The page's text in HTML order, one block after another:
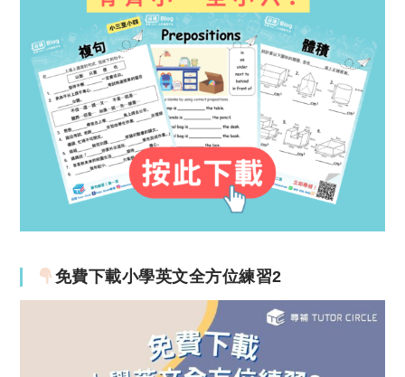
免費下載小學英文全方位練習2